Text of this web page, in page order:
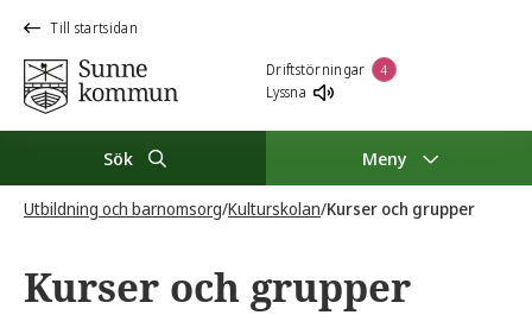
Till startsidan
Driftstörningar 4
Lyssna
Sök Meny
Utbildning och barnomsorg/Kulturskolan/Kurser och grupper
Kurser och grupper